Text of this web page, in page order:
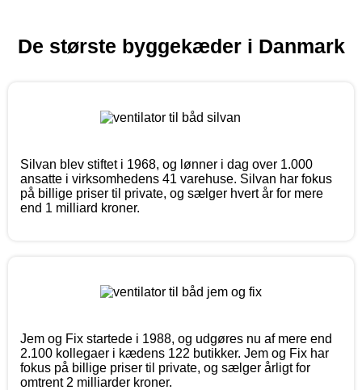
De største byggekæder i Danmark
Silvan blev stiftet i 1968, og lønner i dag over 1.000
ansatte i virksomhedens 41 varehuse. Silvan har fokus
på billige priser til private, og sælger hvert år for mere
end 1 milliard kroner.
Jem og Fix startede i 1988, og udgøres nu af mere end
2.100 kollegaer i kædens 122 butikker. Jem og Fix har
fokus på billige priser til private, og sælger årligt for
omtrent 2 milliarder kroner.